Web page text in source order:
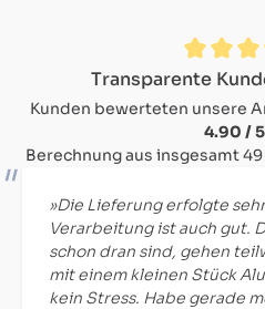
Durchschnittliche
Transparente
Kunden bewerteten unsere
4.90 /
Berechnung aus insgesamt
»Die Lieferung erfolgte
Verarbeitung ist auch gut.
schon dran sind, gehen
mit einem kleinen Stück
kein Stress. Habe gerade